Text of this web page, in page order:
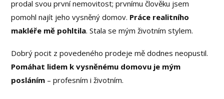
prodal svou první nemovitost; prvnímu člověku jsem
pomohl najít jeho vysněný domov. Práce realitního
makléře mě pohltila. Stala se mým životním stylem.
Dobrý pocit z povedeného prodeje mě dodnes neopustil.
Pomáhat lidem k vysněnému domovu je mým
posláním – profesním i životním.